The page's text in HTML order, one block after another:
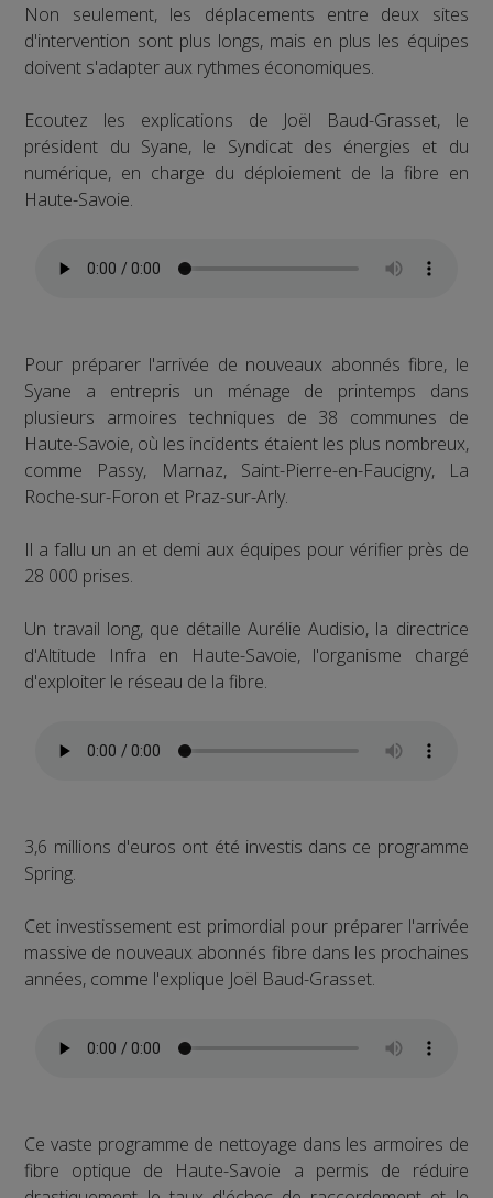
Non seulement, les déplacements entre deux sites
d'intervention sont plus longs, mais en plus les équipes
doivent s'adapter aux rythmes économiques.
Ecoutez les explications de Joël Baud-Grasset, le
président du Syane, le Syndicat des énergies et du
numérique, en charge du déploiement de la fibre en
Haute-Savoie.
Pour préparer l'arrivée de nouveaux abonnés fibre, le
Syane a entrepris un ménage de printemps dans
plusieurs armoires techniques de 38 communes de
Haute-Savoie, où les incidents étaient les plus nombreux,
comme Passy, Marnaz, Saint-Pierre-en-Faucigny, La
Roche-sur-Foron et Praz-sur-Arly.
Il a fallu un an et demi aux équipes pour vérifier près de
28 000 prises.
Un travail long, que détaille Aurélie Audisio, la directrice
d'Altitude Infra en Haute-Savoie, l'organisme chargé
d'exploiter le réseau de la fibre.
3,6 millions d'euros ont été investis dans ce programme
Spring.
Cet investissement est primordial pour préparer l'arrivée
massive de nouveaux abonnés fibre dans les prochaines
années, comme l'explique Joël Baud-Grasset.
Ce vaste programme de nettoyage dans les armoires de
fibre optique de Haute-Savoie a permis de réduire